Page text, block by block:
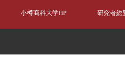
小樽商科大学HP 研究者総